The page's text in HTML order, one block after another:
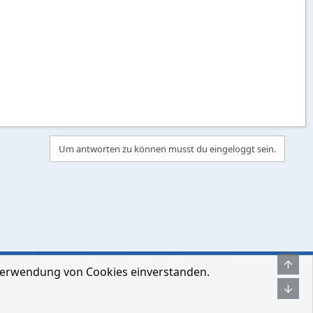
Um antworten zu können musst du eingeloggt sein.
Bedingungen und Regeln Datenschutz-Bestimmungen Hilfe
von Cookies einverstanden.